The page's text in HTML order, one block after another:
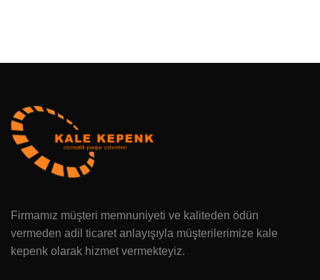
Firmamız müşteri memnuniyeti ve kaliteden ödün
vermeden adil ticaret anlayışıyla müşterilerimize kale
kepenk olarak hizmet vermekteyiz.